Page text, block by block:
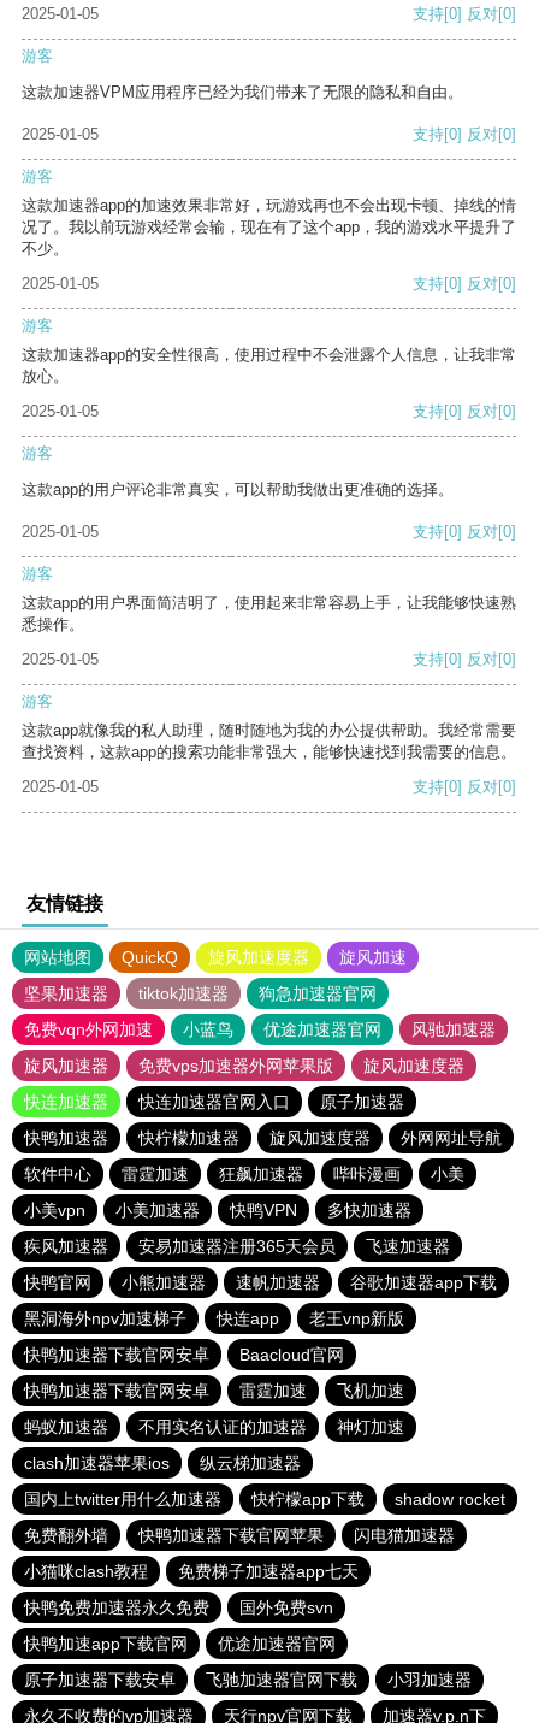
2025-01-05 支持[0] 反对[0]
游客
这款加速器VPM应用程序已经为我们带来了无限的隐私和自由。
2025-01-05 支持[0] 反对[0]
游客
这款加速器app的加速效果非常好，玩游戏再也不会出现卡顿、掉线的情
况了。我以前玩游戏经常会输，现在有了这个app，我的游戏水平提升了
不少。
2025-01-05
支持[0] 反对[0]
游客
这款加速器app的安全性很高，使用过程中不会泄露个人信息，让我非常
放心。
2025-01-05
支持[0] 反对[0]
游客
这款app的用户评论非常真实，可以帮助我做出更准确的选择。
2025-01-05 支持[0] 反对[0]
游客
这款app的用户界面简洁明了，使用起来非常容易上手，让我能够快速熟
悉操作。
2025-01-05
支持[0] 反对[0]
游客
这款app就像我的私人助理，随时随地为我的办公提供帮助。我经常需要
查找资料，这款app的搜索功能非常强大，能够快速找到我需要的信息。
2025-01-05
支持[0] 反对[0]
友情链接
网站地图 QuickQ 旋风加速度器
旋风加速
坚果加速器
tiktok加速器
狗急加速器官网
免费vqn外网加速
小蓝鸟 优途加速器官网
风驰加速器
旋风加速器
免费vps加速器外网苹果版
旋风加速度器
快连加速器
快连加速器官网入口
原子加速器
快鸭加速器
快柠檬加速器 旋风加速度器
外网网址导航
软件中心
雷霆加速 狂飙加速器 哔咔漫画
小美
小美vpn
小美加速器 快鸭VPN
多快加速器
疾风加速器
安易加速器注册365天会员
飞速加速器
快鸭官网
小熊加速器 速帆加速器
谷歌加速器app下载
黑洞海外npv加速梯子
快连app
老王vnp新版
快鸭加速器下载官网安卓
Baacloud官网
快鸭加速器下载官网安卓
雷霆加速
飞机加速
蚂蚁加速器
不用实名认证的加速器
神灯加速
clash加速器苹果ios
纵云梯加速器
国内上twitter用什么加速器
快柠檬app下载
shadow rocket
免费翻外墙
快鸭加速器下载官网苹果
闪电猫加速器
小猫咪clash教程
免费梯子加速器app七天
快鸭免费加速器永久免费
国外免费svn
快鸭加速app下载官网
优途加速器官网
原子加速器下载安卓
飞驰加速器官网下载
小羽加速器
永久不收费的vp加速器
天行npv官网下载 加速器v.p.n下